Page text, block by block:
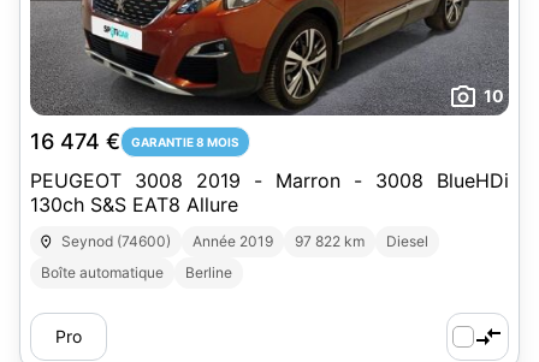
10
16 474 € GARANTIE 8 MOIS
PEUGEOT 3008 2019 - Marron - 3008 BlueHDi
130ch S&S EAT8 Allure
Seynod (74600) Année 2019 97 822 km
Diesel
Boîte automatique
Berline
Pro